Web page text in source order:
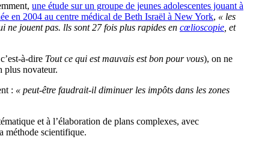
une étude sur un groupe de jeunes adolescentes jouant à
en 2004 au centre médical de Beth Israël à New York, « les
ne jouent pas. lls sont 27 fois plus rapides en cœlioscopie , et
à-dire Tout ce qui est mauvais est bon pour vous), on ne
plus novateur.
: « peut-être faudrait-il diminuer les impôts dans les zones
et à l’élaboration de plans complexes, avec
méthode scientifique.